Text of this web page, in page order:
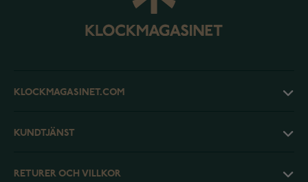
KLOCKMAGASINET.COM
KUNDTJÄNST
RETURER OCH VILLKOR